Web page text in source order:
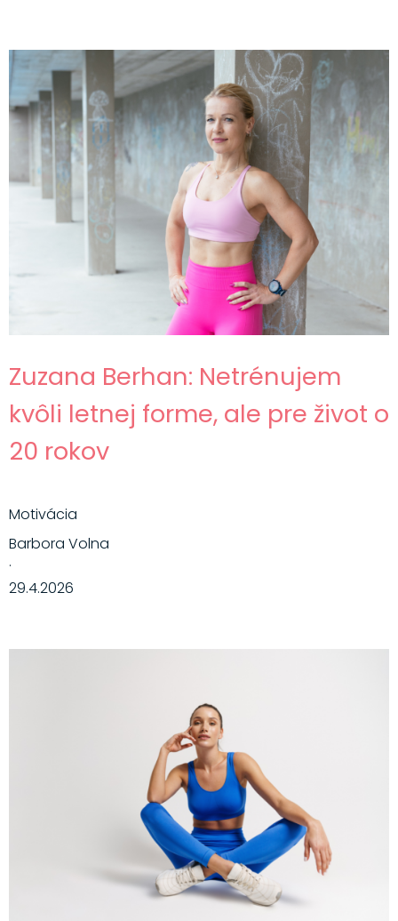
Zuzana Berhan: Netrénujem
kvôli letnej forme, ale pre život o
20 rokov
Motivácia
Barbora Volna
·
29.4.2026